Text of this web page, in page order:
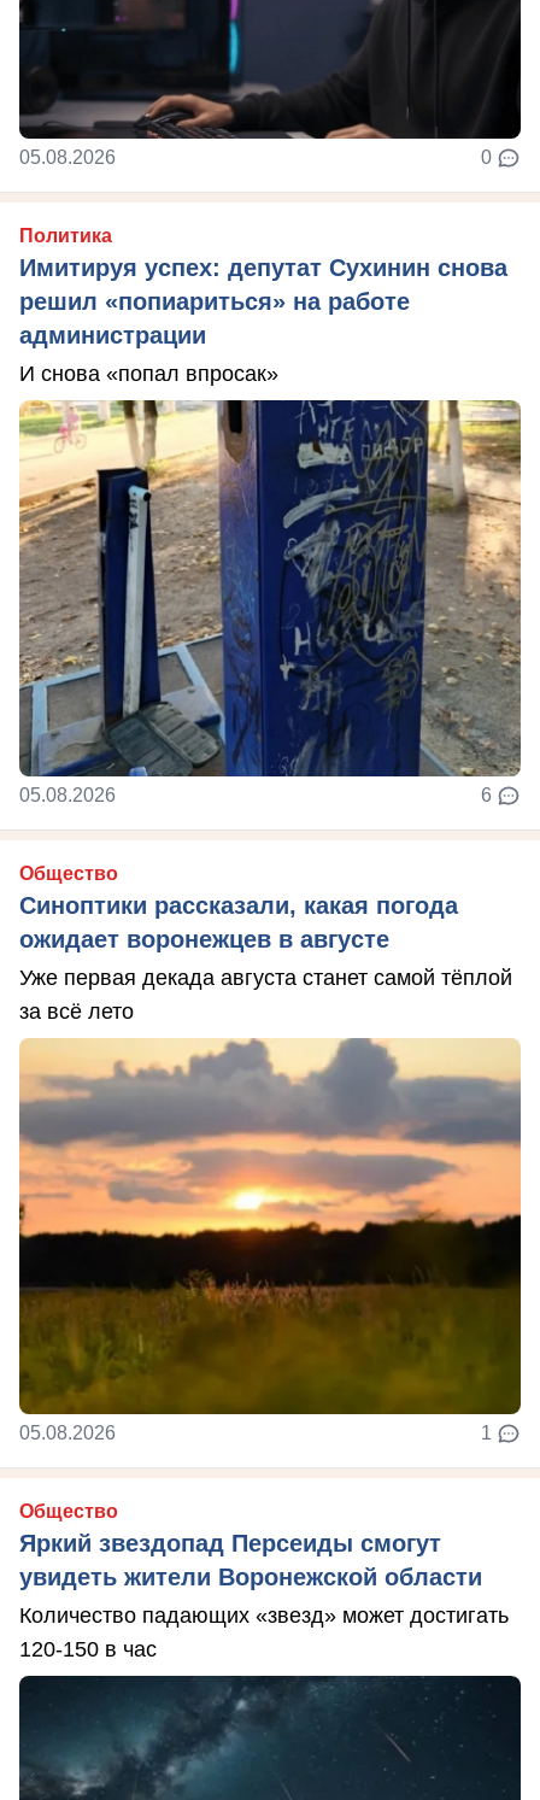
05.08.2026 0
Политика
Имитируя успех: депутат Сухинин снова
решил «попиариться» на работе
администрации
И снова «попал впросак»
05.08.2026 6
Общество
Синоптики рассказали, какая погода
ожидает воронежцев в августе
Уже первая декада августа станет самой тёплой
за всё лето
05.08.2026 1
Общество
Яркий звездопад Персеиды смогут
увидеть жители Воронежской области
Количество падающих «звезд» может достигать
120-150 в час